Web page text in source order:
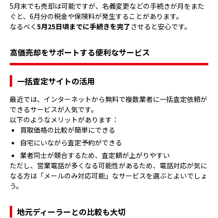
5月末でも売却は可能ですが、名義変更などの手続きが月をまた
ぐと、6月分の税金や保険料が発生することがあります。
なるべく 5月25日頃までに手続きを完了させると安心です。
高価売却をサポートする便利なサービス
一括査定サイトの活用
最近では、インターネットから無料で複数業者に一括査定依頼が
できるサービスが人気です。
以下のようなメリットがあります：
買取価格の比較が簡単にできる
自宅にいながら査定予約ができる
業者同士が競合するため、査定額が上がりやすい
ただし、営業電話が多くなる可能性があるため、電話対応が気に
なる方は「メールのみ対応可能」なサービスを選ぶとよいでしょ
う。
地元ディーラーとの比較も大切